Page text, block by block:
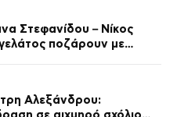
Στεφανίδου – Νίκος
ποζάρουν με
Αλεξάνδρου:
σε αιχμηρό σχόλιο